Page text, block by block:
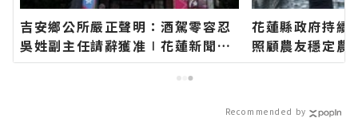
吉安鄉公所嚴正聲明：酒駕零容忍
吳姓副主任請辭獲准∣花蓮新聞網
官方網站各類新聞－最快速的今日
新聞報導 最新的在地資訊！
花蓮縣政府持續
照顧農友穩定
網官方網站各類
Recommended by